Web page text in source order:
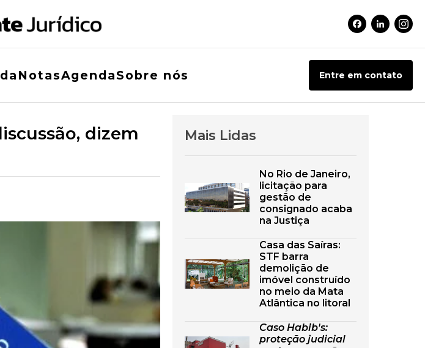
Facebook
Linkedin
NotasAgendaSobre nós Entre em contato
dizem
Mais Lidas
No Rio de Janeiro,
licitação para
gestão de
consignado acaba
na Justiça
Casa das Saíras:
STF barra
demolição de
imóvel construído
no meio da Mata
Atlântica no litoral
Caso Habib's:
proteção judicial